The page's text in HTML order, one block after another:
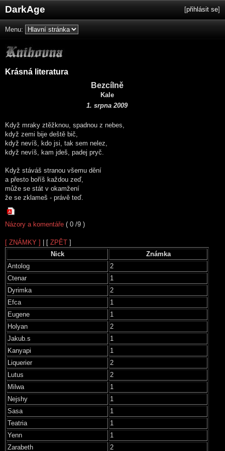
DarkAge [přihlásit se]
Menu:
Krásná literatura
Bezcílně
Kale
1. srpna 2009
Když mraky ztěžknou, spadnou z nebes,
když zemi bije deště bič,
když nevíš, kdo jsi, tak sem nelez,
když nevíš, kam jdeš, padej pryč.
Když stáváš stranou všemu dění
a přesto boříš každou zeď,
může se stát v okamžení
že se zklameš - právě teď.
Názory a komentáře ( 0 /9 )
[ ZNÁMKY ] | [ ZPĚT ]
Nick
Známka
Antolog
2
Ctenar
1
Dyrimka
2
Efca
1
Eugene
1
Holyan
2
Jakub.s
1
Kanyapi
1
Liquerier
2
Lutus
2
Milwa
1
Nejshy
1
Sasa
1
Teatria
1
Yenn
1
Zarabeth
2